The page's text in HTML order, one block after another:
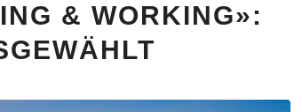
& WORKING»: